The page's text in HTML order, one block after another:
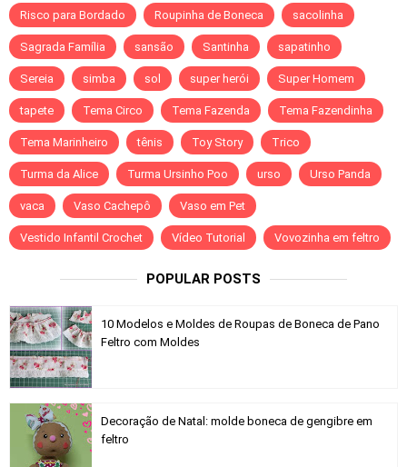
Risco para Bordado Roupinha de Boneca sacolinha
Sagrada Família sansão Santinha sapatinho
Sereia simba sol super herói Super Homem
tapete Tema Circo Tema Fazenda Tema Fazendinha
Tema Marinheiro tênis Toy Story Trico
Turma da Alice Turma Ursinho Poo urso Urso Panda
vaca Vaso Cachepô Vaso em Pet
Vestido Infantil Crochet Vídeo Tutorial Vovozinha em feltro
POPULAR POSTS
10 Modelos e Moldes de Roupas de Boneca de Pano
Feltro com Moldes
Decoração de Natal: molde boneca de gengibre em
feltro